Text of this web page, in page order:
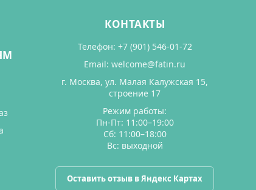
КОНТАКТЫ
Телефон: +7 (901) 546-01-72
Email:welcome@fatin.ru
г. Москва, ул. Малая Калужская 15,
строение 17
Режим работы:
Пн-Пт: 11:00–19:00
Сб: 11:00–18:00
Вс: выходной
Оставить отзыв в Яндекс Картах